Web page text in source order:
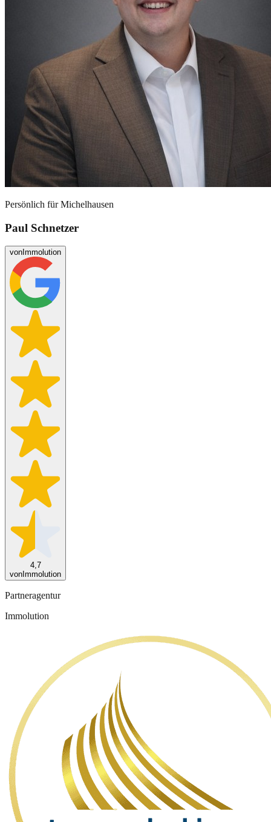
Persönlich fürMichelhausen
Paul Schnetzer
von Immolution
4,7
von Immolution
Partneragentur
Immolution